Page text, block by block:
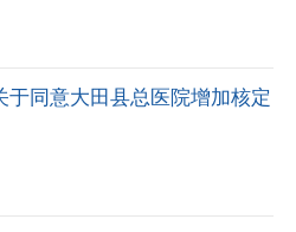
于同意大田县总医院增加核定